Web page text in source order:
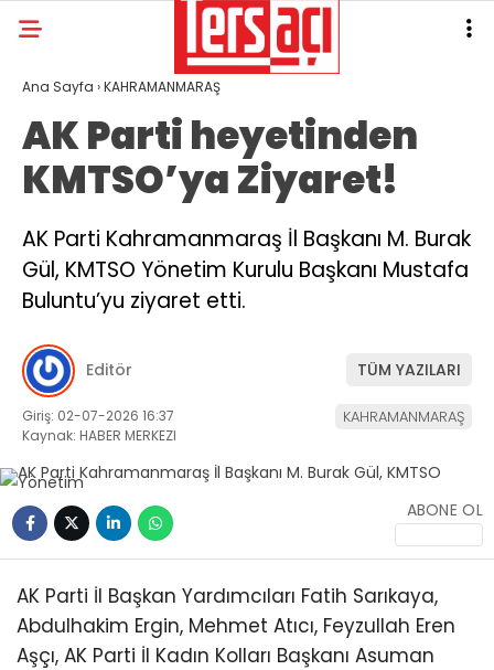
Ana Sayfa ›KAHRAMANMARAŞ
AK Parti heyetinden
KMTSO’ya Ziyaret!
AK Parti Kahramanmaraş İl Başkanı M. Burak
Gül, KMTSO Yönetim Kurulu Başkanı Mustafa
Buluntu’yu ziyaret etti.
Editör TÜM YAZILARI
Giriş: 02-07-2026 16:37
Kaynak: HABER MERKEZI
KAHRAMANMARAŞ
ABONE OL
AK Parti İl Başkan Yardımcıları Fatih Sarıkaya,
Abdulhakim Ergin, Mehmet Atıcı, Feyzullah Eren
Aşçı, AK Parti İl Kadın Kolları Başkanı Asuman